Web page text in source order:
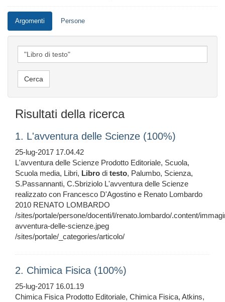
Argomenti Persone
Risultati della ricerca
1. L'avventura delle Scienze (100%)
25-lug-2017 17.04.42
L'avventura delle Scienze Prodotto Editoriale, Scuola,
Scuola media, Libri, Libro di testo, Palumbo, Scienza,
S.Passannanti, C.Sbriziolo L'avventura delle Scienze
realizzato con Francesco D'Agostino e Renato Lombardo
2010 RENATO LOMBARDO
/sites/portale/persone/docenti/l/renato.lombardo/.content/
avventura-delle-scienze.jpeg
/sites/portale/_categories/articolo/
2. Chimica Fisica (100%)
25-lug-2017 16.01.19
Chimica Fisica Prodotto Editoriale, Chimica Fisica, Atkins,